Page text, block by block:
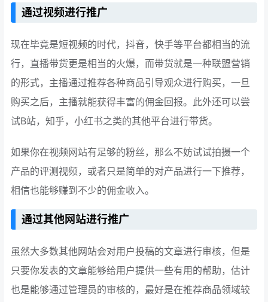
通过视频进行推广
现在毕竟是短视频的时代，抖音，快手等平台都相当的流
行，直播带货更是相当的火爆，而带货就是一种联盟营销
的形式，主播通过推荐各种商品引导观众进行购买，一旦
购买之后，主播就能获得丰富的佣金回报。此外还可以尝
试B站，知乎，小红书之类的其他平台进行带货。
如果你在视频网站有足够的粉丝，那么不妨试试拍摄一个
产品的评测视频，或者只是简单的对产品进行一下推荐，
相信也能够赚到不少的佣金收入。
通过其他网站进行推广
虽然大多数其他网站会对用户投稿的文章进行审核，但是
只要你发表的文章能够给用户提供一些有用的帮助，估计
也是能够通过管理员的审核的，最好是在推荐商品领域较